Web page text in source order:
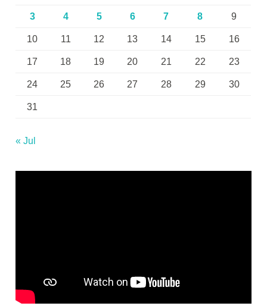
3 4 5 6 7 8 9
10 11 12 13 14 15 16
17 18 19 20 21 22 23
24 25 26 27 28 29 30
31
« Jul